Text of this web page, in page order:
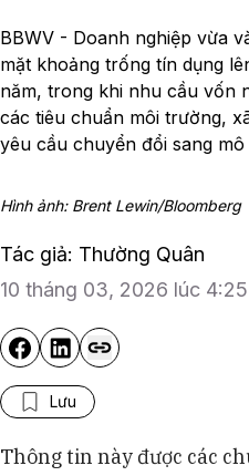
BBWV - Doanh nghiệp vừa
mặt khoảng trống tín dụng
năm, trong khi nhu cầu vốn
các tiêu chuẩn môi trường,
yêu cầu chuyển đổi sang
Hình ảnh: Brent Lewin/Bloomberg
Tác giả: Thường Quân
10 tháng 03, 2026 lúc
Lưu
Thông tin này được các